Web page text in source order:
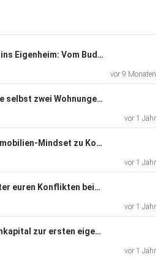
In 10 Schritten ins Eigenheim: Vom Budget bis zur Übergabe
vor 9 Monaten
Ich habe gerade selbst zwei Wohnungen gekauft - meine persönlichen Erfahrungen #97
vor 1 Jahr
Warum euer Immobilien-Mindset zu Konflikten und Blockaden führen kann #96
vor 1 Jahr
Das steckt hinter euren Konflikten beim Eigenheim - Interview mit Wohnpsychologin Melanie Fritze #95
vor 1 Jahr
Mit wenig Eigenkapital zur ersten eigenen Immobilie #94
vor 1 Jahr